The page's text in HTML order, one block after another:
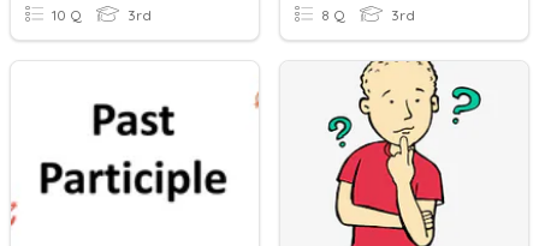
10 Q 3rd 8 Q 3rd